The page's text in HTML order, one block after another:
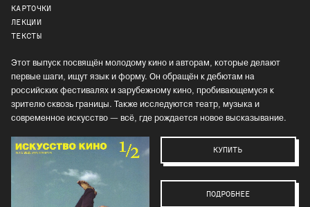
КАРТОЧКИ
ЛЕКЦИИ
ТЕКСТЫ
Этот выпуск посвящён молодому кино и авторам, которые делают
первые шаги, ищут язык и форму. Он обращён к дебютам на
российских фестивалях и зарубежному кино, пробивающемуся к
зрителю сквозь границы. Также исследуются театр, музыка и
современное искусство — всё, где рождается новое высказывание.
КУПИТЬ
ПОДРОБНЕЕ